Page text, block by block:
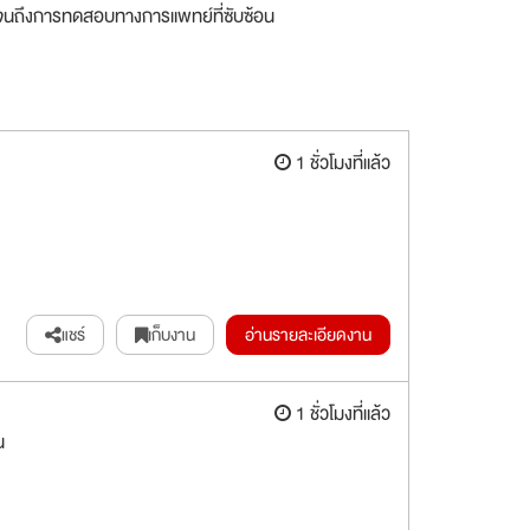
นถึงการทดสอบทางการแพทย์ที่ซับซ้อน
1 ชั่วโมงที่แล้ว
แชร์ เก็บงาน อ่านรายละเอียดงาน
1 ชั่วโมงที่แล้ว